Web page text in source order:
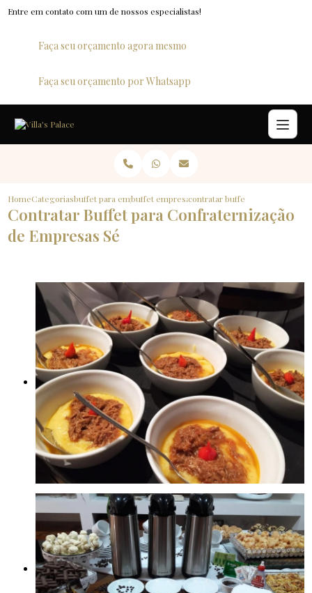
Entre em contato com um de nossos especialistas!
Faça seu orçamento agora mesmo
Faça seu orçamento por Whatsapp
HomeCategoriasbuffet para empresasbuffet empresarialcontratar buffet para
Contratar Buffet para Confraternização
de Empresas Sé